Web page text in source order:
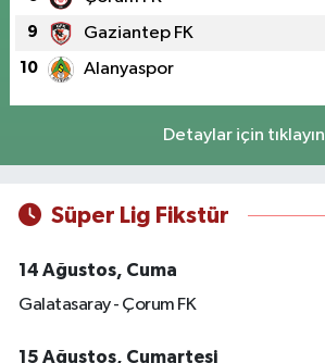
9 Gaziantep FK
10 Alanyaspor
Detaylar için tıklayın
Süper Lig Fikstür
14 Ağustos, Cuma
Galatasaray - Çorum FK
15 Ağustos, Cumartesi